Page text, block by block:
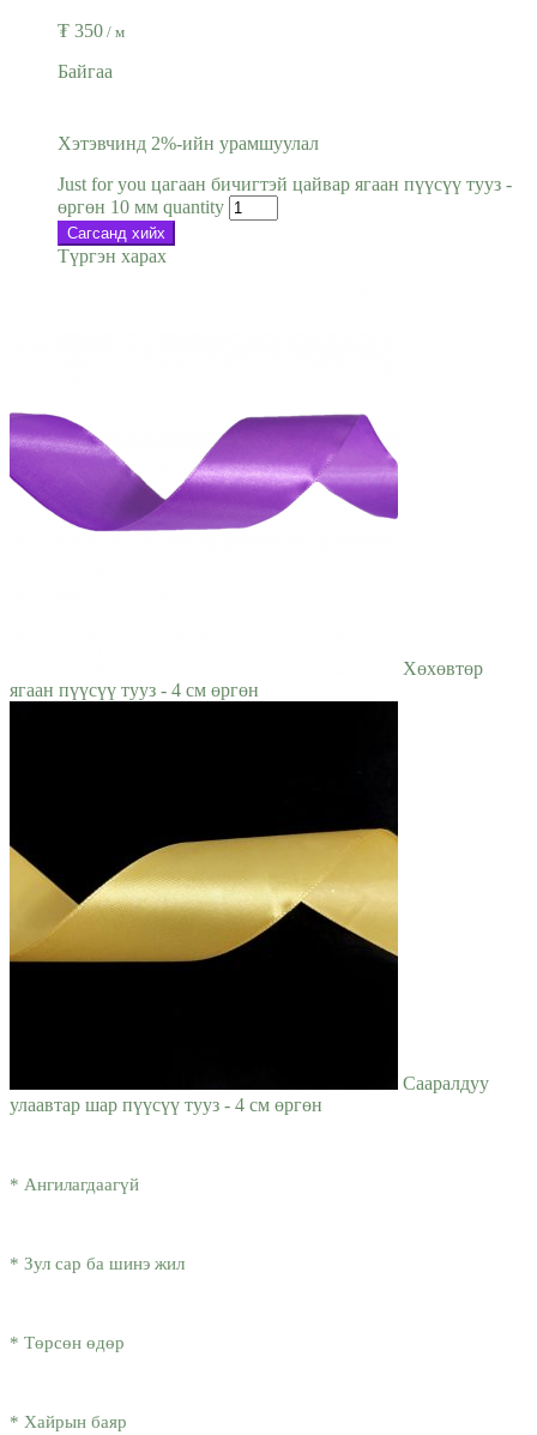
₮ 350 / м
Байгаа
Хэтэвчинд 2%-ийн урамшуулал
Just for you цагаан бичигтэй цайвар ягаан пүүсүү тууз -
өргөн 10 мм quantity
Сагсанд хийх
Түргэн харах
Хөхөвтөр
ягаан пүүсүү тууз - 4 см өргөн
Сааралдуу
улаавтар шар пүүсүү тууз - 4 см өргөн
* Ангилагдаагүй
* Зул сар ба шинэ жил
* Төрсөн өдөр
* Хайрын баяр